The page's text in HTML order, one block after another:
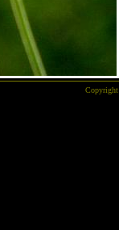
Copyright